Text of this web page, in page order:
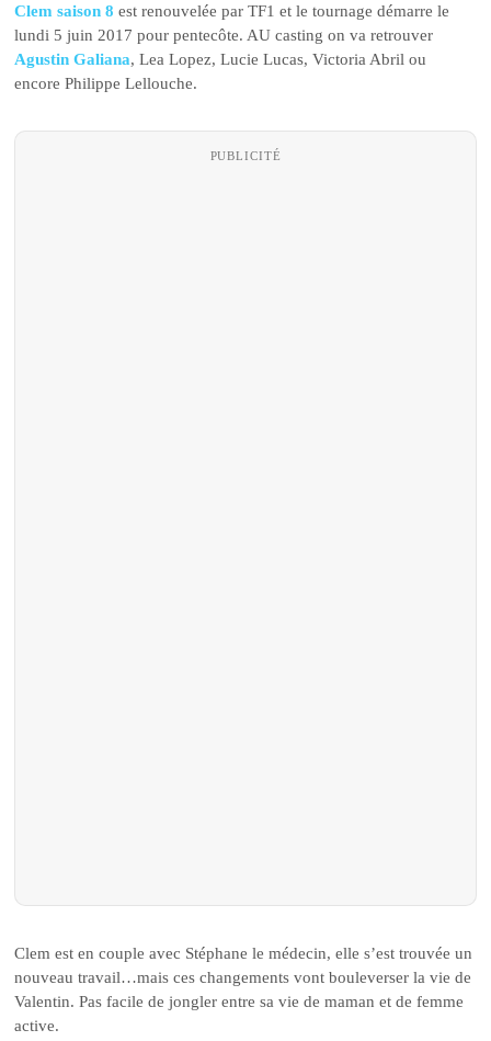
Clem saison 8 est renouvelée par TF1 et le tournage démarre le
lundi 5 juin 2017 pour pentecôte. AU casting on va retrouver
Agustin Galiana, Lea Lopez, Lucie Lucas, Victoria Abril ou
encore Philippe Lellouche.
PUBLICITÉ
Clem est en couple avec Stéphane le médecin, elle s’est trouvée un
nouveau travail…mais ces changements vont bouleverser la vie de
Valentin. Pas facile de jongler entre sa vie de maman et de femme
active.